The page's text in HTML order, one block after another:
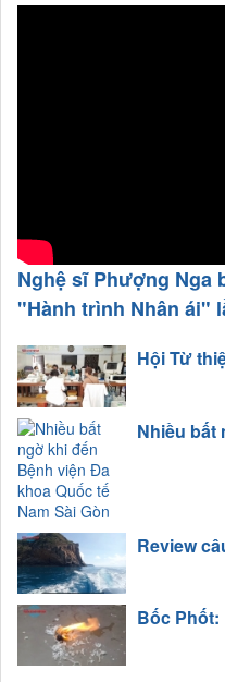
Nghệ sĩ Phượng Nga
"Hành trình Nhân ái"
Hội Từ
Nhiều bất
Review
Bốc Phốt: